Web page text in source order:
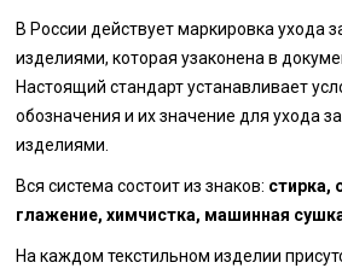
В России действует маркировка ухода
изделиями, которая узаконена в
Настоящий стандарт устанавливает
обозначения и их значение для ухода
изделиями.
Вся система состоит из знаков: стирка,
глажение, химчистка, машинная
На каждом текстильном изделии